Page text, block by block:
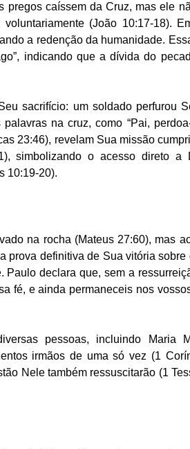
pregos caíssem da Cruz, mas ele
(João 10:17-18).
a redenção da humanidade.
indicando que a dívida do
sacrifício: um soldado perfurou
na cruz, como “Pai,
23:46), revelam Sua missão
simbolizando o acesso direto a
10:19-20).
na rocha (Mateus 27:60), mas
prova definitiva de Sua vitória sobre
declara que, sem a
fé, e ainda permaneceis nos
pessoas, incluindo Maria
irmãos de uma só vez (1
Nele também ressuscitarão (1